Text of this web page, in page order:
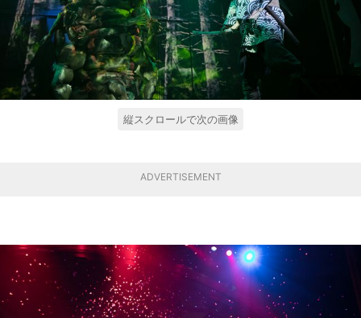
縦スクロールで次の画像
ADVERTISEMENT